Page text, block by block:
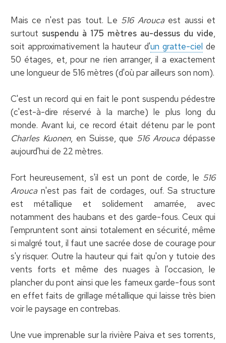
Mais ce n'est pas tout. Le 516 Aroucaest aussi et
surtout suspendu à 175 mètres au-dessus du vide,
soit approximativement la hauteur d'un gratte-ciel de
50 étages, et, pour ne rien arranger, il a exactement
une longueur de 516 mètres (d'où par ailleurs son nom).
C'est un record qui en fait le pont suspendu pédestre
(c'est-à-dire réservé à la marche) le plus long du
monde. Avant lui, ce record était détenu par le pont
Charles Kuonen, en Suisse, que 516 Aroucadépasse
aujourd'hui de 22 mètres.
Fort heureusement, s'il est un pont de corde, le 516
Aroucan'est pas fait de cordages, ouf. Sa structure
est métallique et solidement amarrée, avec
notamment des haubans et des garde-fous. Ceux qui
l'empruntent sont ainsi totalement en sécurité, même
si malgré tout, il faut une sacrée dose de courage pour
s'y risquer. Outre la hauteur qui fait qu'on y tutoie des
vents forts et même des nuages à l'occasion, le
plancher du pont ainsi que les fameux garde-fous sont
en effet faits de grillage métallique qui laisse très bien
voir le paysage en contrebas.
Une vue imprenable sur la rivière Paiva et ses torrents,